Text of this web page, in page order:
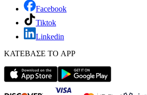
Facebook
Tiktok
Linkedin
ΚΑΤΕΒΑΣΕ ΤΟ APP